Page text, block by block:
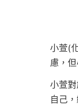
小萱(
慮，
小萱
自己